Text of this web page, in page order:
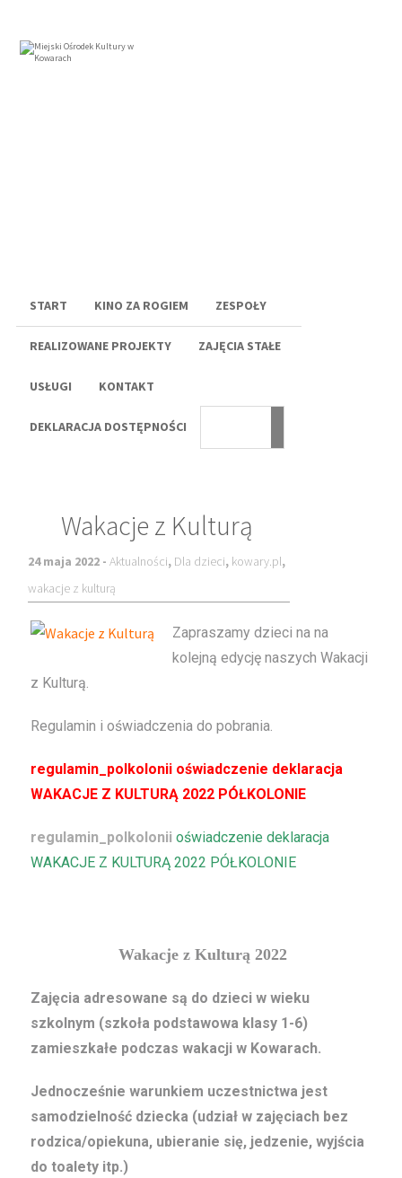
START KINO ZA ROGIEM ZESPOŁY
REALIZOWANE PROJEKTY ZAJĘCIA STAŁE
USŁUGI KONTAKT
DEKLARACJA DOSTĘPNOŚCI
Wakacje z Kulturą
24 maja 2022 - Aktualności, Dla dzieci, kowary.pl,
wakacje z kulturą
Zapraszamy dzieci na na
kolejną edycję naszych Wakacji
z Kulturą.
Regulamin i oświadczenia do pobrania.
regulamin_polkolonii oświadczenie deklaracja
WAKACJE Z KULTURĄ 2022 PÓŁKOLONIE
regulamin_polkolonii oświadczenie deklaracja
WAKACJE Z KULTURĄ 2022 PÓŁKOLONIE
Wakacje z Kulturą 2022
Zajęcia adresowane są do dzieci w wieku
szkolnym (szkoła podstawowa klasy 1-6)
zamieszkałe podczas wakacji w Kowarach.
Jednocześnie warunkiem uczestnictwa jest
samodzielność dziecka (udział w zajęciach bez
rodzica/opiekuna, ubieranie się, jedzenie, wyjścia
do toalety itp.)